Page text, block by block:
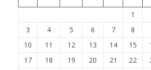
1
3
4 5 6 7 8
10
11 12 13 14 15
17
18 19 20 21 22